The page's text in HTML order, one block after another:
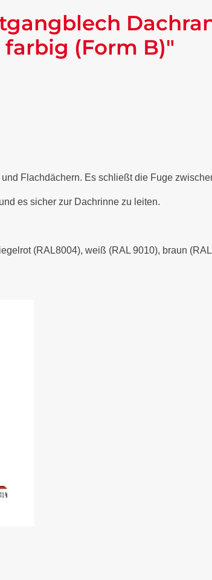
(Form B)"
Flachdächern. Es schließt die Fuge
es sicher zur Dachrinne zu leiten.
(RAL8004), weiß (RAL 9010), braun